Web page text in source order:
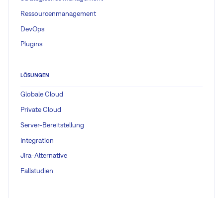
Ressourcenmanagement
DevOps
Plugins
LÖSUNGEN
Globale Cloud
Private Cloud
Server-Bereitstellung
Integration
Jira-Alternative
Fallstudien